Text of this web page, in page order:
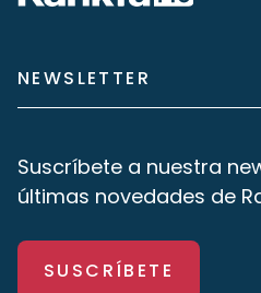
NEWSLETTER
Suscríbete a nuestra
últimas novedades de
SUSCRÍBETE